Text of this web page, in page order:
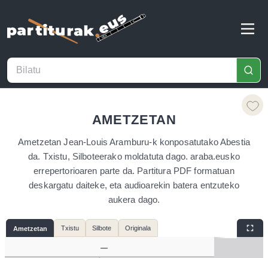
AMETZETAN
Ametzetan Jean-Louis Aramburu-k konposatutako Abestia
da. Txistu, Silboteerako moldatuta dago. araba.eusko
errepertorioaren parte da. Partitura PDF formatuan
deskargatu daiteke, eta audioarekin batera entzuteko
aukera dago.
Ametzetan Txistu Silbote Originala